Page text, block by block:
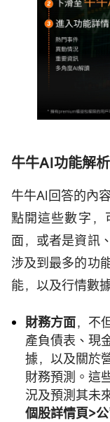
牛牛AI功能解析
牛牛AI回答的內
點開這些數字
面，或者是資訊
涉及到最多的功
能，以及行情數
財務方面，不
產負債表、現
據，以及關於
財務預測。這
況及預測其未
個股詳情頁>